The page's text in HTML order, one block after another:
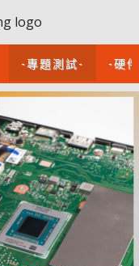
-專題測試- -硬